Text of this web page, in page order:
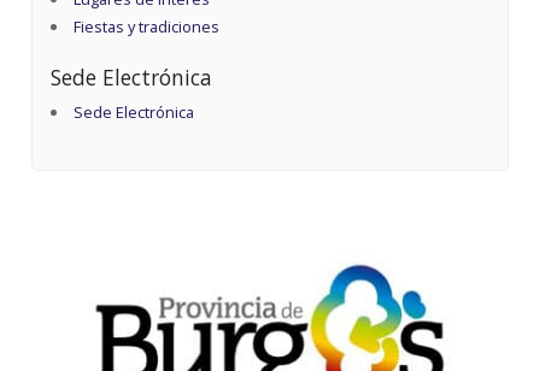
Fiestas y tradiciones
Sede Electrónica
Sede Electrónica